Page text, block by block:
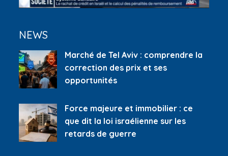
NEWS
Marché de Tel Aviv : comprendre la
correction des prix et ses
opportunités
Force majeure et immobilier : ce
que dit la loi israélienne sur les
retards de guerre